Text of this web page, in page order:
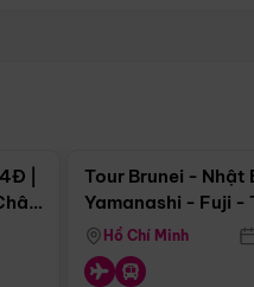
|
Tour Brunei - Nhật
Yamanashi - Fuji -
- Freeday
Hồ Chí Minh